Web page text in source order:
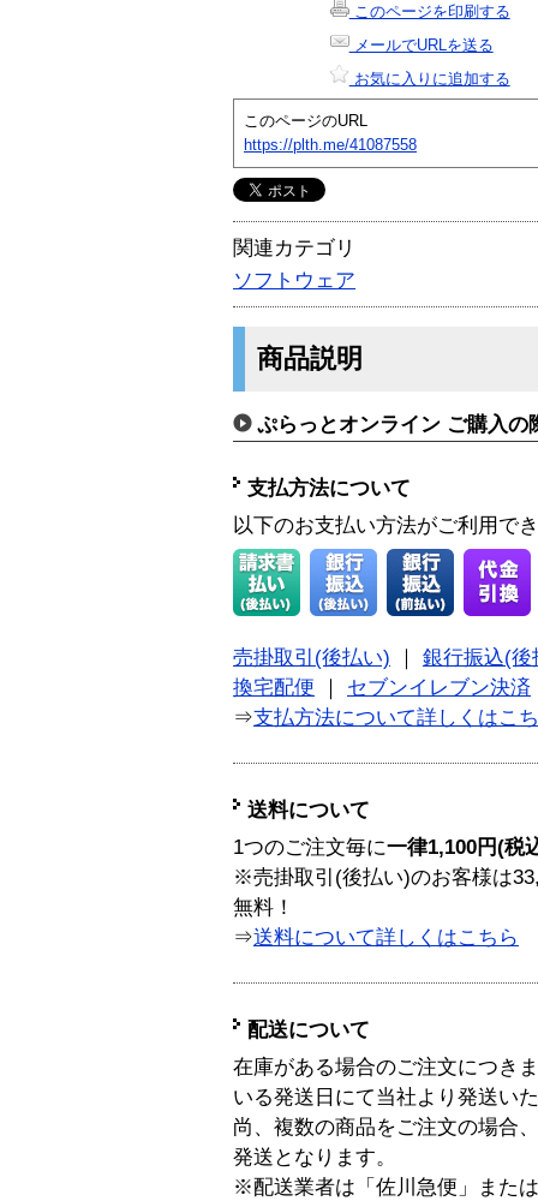
このページを印刷する
メールでURLを送る
お気に入りに追加する
このページのURL
https://plth.me/41087558
関連カテゴリ
ソフトウェア
商品説明
ぷらっとオンライン ご購入の
支払方法について
以下のお支払い方法がご利用で
売掛取引(後払い)
銀行振込(後
換宅配便
セブンイレブン決済
⇒支払方法について詳しくはこ
送料について
1つのご注文毎に一律1,100円(税
※売掛取引(後払い)のお客様は
無料！
⇒送料について詳しくはこちら
配送について
在庫がある場合のご注文につき
いる発送日にて当社より発送い
尚、複数の商品をご注文の場合
発送となります。
※配送業者は「佐川急便」また